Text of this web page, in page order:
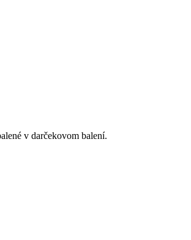
v darčekovom balení.